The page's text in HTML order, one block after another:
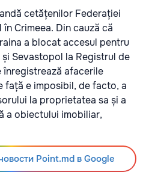
cetățenilor Federației
Crimeea. Din cauză că
a blocat accesul pentru
Sevastopol la Registrul de
înregistrează afacerile
față e imposibil, de facto, a
la proprietatea sa și a
a obiectului imobiliar,
Point.md в Google